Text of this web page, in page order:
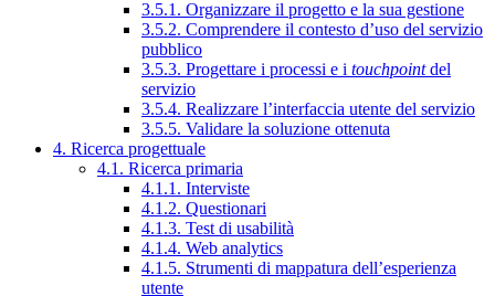
3.5.1. Organizzare il progetto e la sua gestione
3.5.2. Comprendere il contesto d’uso del servizio
pubblico
3.5.3. Progettare i processi e i touchpointdel
servizio
3.5.4. Realizzare l’interfaccia utente del servizio
3.5.5. Validare la soluzione ottenuta
4. Ricerca progettuale
4.1. Ricerca primaria
4.1.1. Interviste
4.1.2. Questionari
4.1.3. Test di usabilità
4.1.4. Web analytics
4.1.5. Strumenti di mappatura dell’esperienza
utente